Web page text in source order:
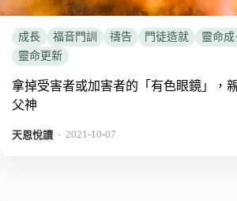
成長 福音門訓 禱告 門徒造就
靈命成
靈命更新
拿掉受害者或加害者的「有色眼鏡」，
父神
天恩悅讀 ． 2021-10-07